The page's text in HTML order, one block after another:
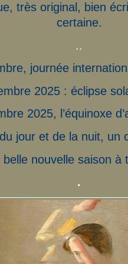
très original, bien
certaine.
..
journée
2025 : éclipse
2025, l’équinoxe
jour et de la nuit, un
belle nouvelle saison à
.